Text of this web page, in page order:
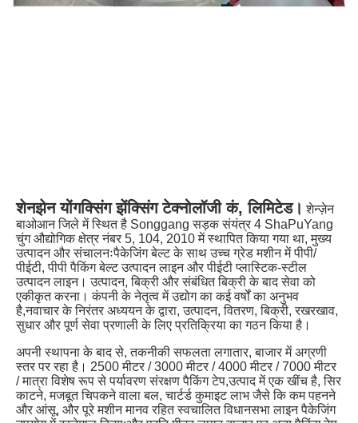
शेनझेन योंगक्सिंग झेंक्सिंग टेक्नोलॉजी कं, लिमिटेड। शेन्ज़ेन
बाओआन जिले में स्थित है Songgang सड़क संयंत्र 4 ShaPuYang
चुंग औद्योगिक क्षेत्र नंबर 5, 104, 2010 में स्थापित किया गया था, मुख्य
उत्पादन और संचालनःपैकेजिंग बेल्ट के साथ उच्च ग्रेड मशीन में पीपी/
पीईटी, पीपी पैकिंग बेल्ट उत्पादन लाइन और पीईटी प्लास्टिक-स्टील
उत्पादन लाइन। उत्पादन, बिक्री और संबंधित बिक्री के बाद सेवा को
एकीकृत करना। कंपनी के नेतृत्व में उद्योग का कई वर्षों का अनुभव
है,नवाचार के निरंतर अध्ययन के द्वारा, उत्पादन, वितरण, बिक्री, रखरखाव,
सुधार और पूर्ण सेवा प्रणाली के लिए प्रतिक्रिया का गठन किया है।
अपनी स्थापना के बाद से, तकनीकी सफलता लगातार, बाजार में अग्रणी
स्तर पर रहा है। 2500 मीटर / 3000 मीटर / 4000 मीटर / 7000 मीटर
/ मात्रा विशेष रूप से पर्यावरण संरक्षण पैकिंग टेप,उत्पाद में एक खींच है, सिर
काटने, मजबूत चिपकने वाला बल, चार्टर्ड कुमाइट लाभ जैसे कि कम पहनने
और आंसू, और पूरे मशीन मानव रहित स्वचालित विधानसभा लाइन पैकेजिंग